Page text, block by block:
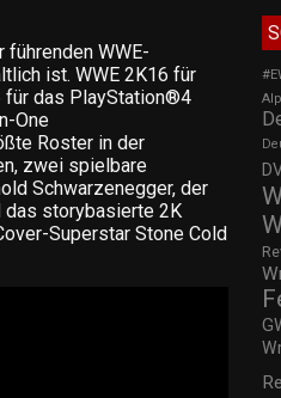
WWE-
ist. WWE 2K16 für
für das PlayStation®4
One
Roster in der
zwei spielbare
Schwarzenegger, der
das storybasierte 2K
Superstar Stone Cold